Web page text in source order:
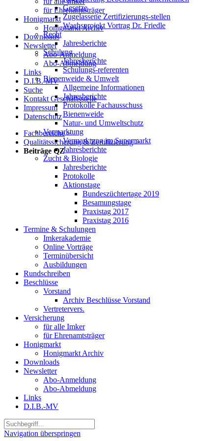
für Ehrenamtsträger
Honigmarkt
Honigmarkt Archiv
Downloads
Newsletter
Abo-Anmeldung
Abo-Abmeldung
Links
D.I.B.-MV
Suche
Kontakt Geschäftsstelle
Impressum
Datenschutz
Fachbereiche >
Qualitätssicherung & Zertifizierung >
Beiträge QZ
Gesetze
Zugelassene Zertifizierungs-stellen
Wachsprojekt Vortrag Dr. Friedle
Recht
Jahresberichte
Schulung
Jahresberichte
Schulungs-referenten
Bienenweide & Umwelt
Allgemeine Informationen
Jahresberichte
Protokolle Fachausschuss
Bienenweide
Natur- und Umweltschutz
Vermarktung
Vermarktung im Supermarkt
Jahresberichte
Zucht & Biologie
Jahresberichte
Protokolle
Aktionstage
Bundeszüchtertage 2019
Besamungstage
Praxistag 2017
Praxistag 2016
Termine & Schulungen
Imkerakademie
Online Vorträge
Terminübersicht
Ausbildungen
Rundschreiben
Beschlüsse
Vorstand
Archiv Beschlüsse Vorstand
Vertretervers.
Versicherung
für alle Imker
für Ehrenamtsträger
Honigmarkt
Honigmarkt Archiv
Downloads
Newsletter
Abo-Anmeldung
Abo-Abmeldung
Links
D.I.B.-MV
Navigation überspringen